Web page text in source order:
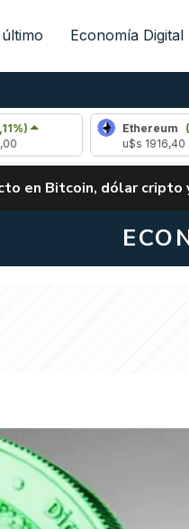
Economía Digital
Ethereum
(0,78%)
en Bitcoin, dólar cripto